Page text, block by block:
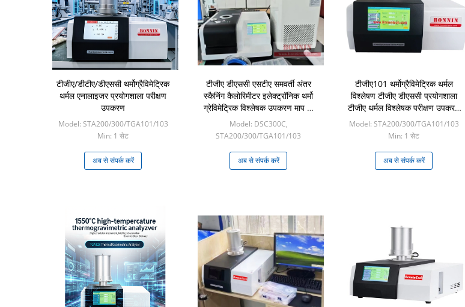
टीजीए/डीटीए/डीएससी थर्मोग्रैविमेट्रिक
थर्मल एनालाइजर प्रयोगशाला परीक्षण
उपकरण
Model: STA200/300/TGA101/103
Min: 1 सेट
अब से संपर्क करें
टीजीए डीएससी एसटीए समवर्ती अंतर
स्कैनिंग कैलोरिमीटर इलेक्ट्रॉनिक थर्मो
ग्रेविमेट्रिक विश्लेषक उपकरण माप के
लिए
Model: DSC300C,
STA200/300/TGA101/103
अब से संपर्क करें
टीजीए101 थर्मोग्रैविमेट्रिक थर्मल
विश्लेषण टीजीए डीएससी प्रयोगशाला
टीजीए थर्मल विश्लेषक परीक्षण उपकरण
उपकरण
Model: STA200/300/TGA101/103
Min: 1 सेट
अब से संपर्क करें